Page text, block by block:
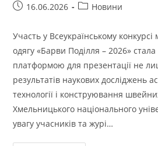
Запис16.06.2026
Категорія
Новини
Участь у Всеукраїнському
одягу «Барви Поділля – 2026»
платформою для презентації не
результатів наукових досліджень
технології і конструювання
Хмельницького національного
увагу учасників та журі…